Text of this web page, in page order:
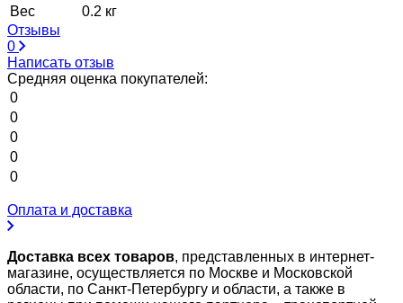
Вес
0.2 кг
Отзывы
0
Написать отзыв
Средняя оценка покупателей:
0
0
0
0
0
Оплата и доставка
Доставка всех товаров, представленных в интернет-
магазине, осуществляется по Москве и Московской
области, по Санкт-Петербургу и области, а также в